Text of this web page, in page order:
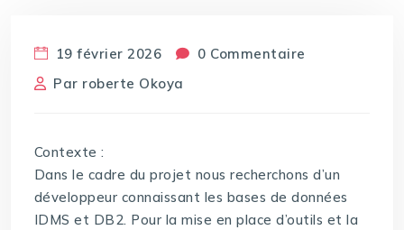
19 février 2026
0 Commentaire
Par roberte Okoya
Contexte :
Dans le cadre du projet nous recherchons d’un
développeur connaissant les bases de données
IDMS et DB2. Pour la mise en place d’outils et la